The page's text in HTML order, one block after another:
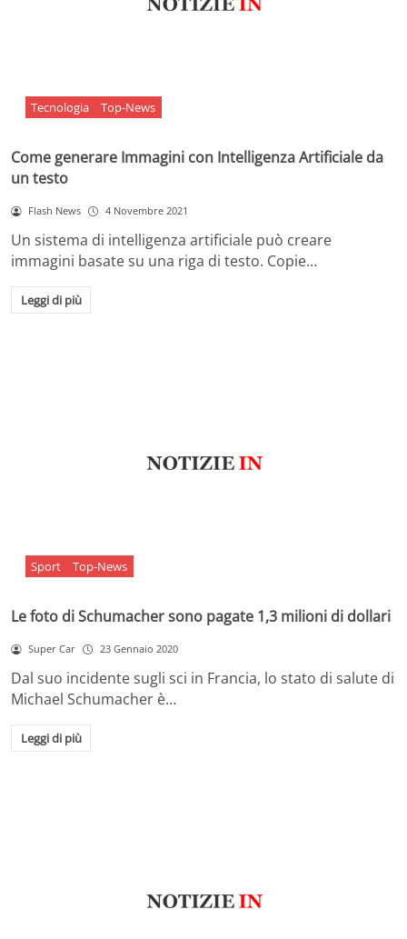
Tecnologia Top-News
Come generare Immagini con Intelligenza Artificiale da
un testo
Flash News 4 Novembre 2021
Un sistema di intelligenza artificiale può creare
immagini basate su una riga di testo. Copie…
Leggi di più
Sport Top-News
Le foto di Schumacher sono pagate 1,3 milioni di dollari
Super Car 23 Gennaio 2020
Dal suo incidente sugli sci in Francia, lo stato di salute di
Michael Schumacher è…
Leggi di più